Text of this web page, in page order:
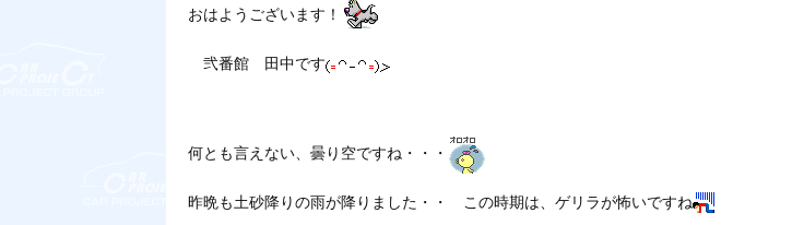
おはようございます！
弐番館 田中です
何とも言えない、曇り空ですね・・・
昨晩も土砂降りの雨が降りました・・ この時期は、ゲリラが怖いですね